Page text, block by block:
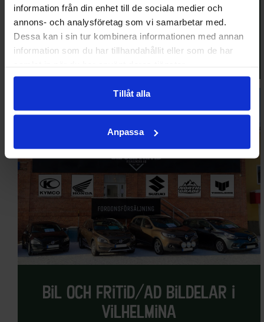
information från din enhet till de sociala medier och
annons- och analysföretag som vi samarbetar med.
Dessa kan i sin tur kombinera informationen med annan
information som du har tillhandahållit eller som de har
Tillåt alla
Anpassa
Upptäck
bil och fritid/ad bildelar i
vilhelmina